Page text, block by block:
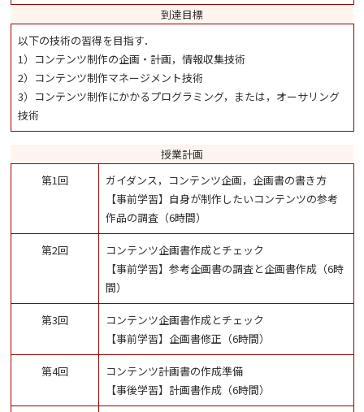
到達目標
以下の技術の習得を目指す．
1）コンテンツ制作の企画・計画，情報収集技術
2）コンテンツ制作マネージメント技術
3）コンテンツ制作にかかるプログラミング，または，オーサリング
技術
授業計画
第1回
ガイダンス，コンテンツ企画，企画書の書き方
【事前学習】自身が制作したいコンテンツの参考
作品の調査（6時間）
第2回
コンテンツ企画書作成とチェック
【事前学習】参考企画書の調査と企画書作成（6時
間）
第3回
コンテンツ企画書作成とチェック
【事前学習】企画書修正（6時間）
第4回
コンテンツ計画書の作成準備
【事後学習】計画書作成（6時間）